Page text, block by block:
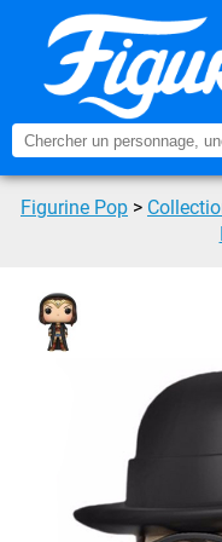
Figurine Pop >